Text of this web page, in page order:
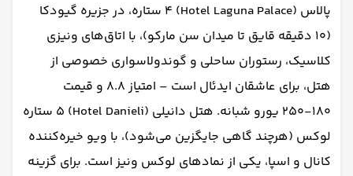
پالاس (Hotel Laguna Palace) ۴ ستاره، در جزیره گیودکا
(۱۰ دقیقه قایق تا میدان سن مارکو)، با اتاق‌های ونیزی
کلاسیک، رستوران ساحلی و گوندولاسواری خصوصی از
هتل، برای عاشقان ایدئال است – امتیاز ۸.۸ و قیمت
۱۸۰-۲۵۰ یورو شبانه. هتل دانیلی (Hotel Danieli) ۵ ستاره
لوکس (هرچند گاهی جایگزین می‌شود)، با ویو خیره‌کننده
کانال و اسپا، یکی از نمادهای لوکس ونیز است. برای گزینه